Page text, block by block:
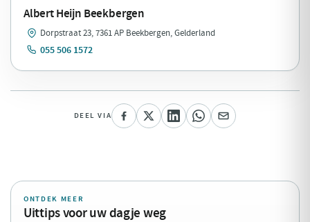
Albert Heijn Beekbergen
Dorpstraat 23, 7361 AP Beekbergen, Gelderland
055 506 1572
DEEL VIA
ONTDEK MEER
Uittips voor uw dagje weg